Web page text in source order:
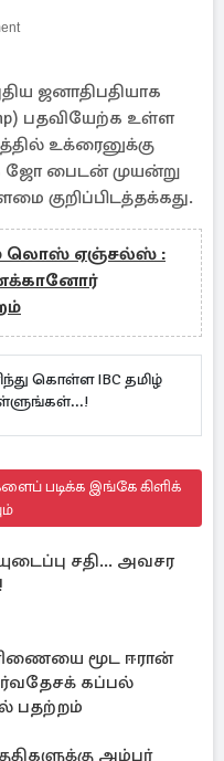
ஜனாதிபதியாக
பதவியேற்க உள்ள
உக்ரைனுக்கு
ஜோ பைடன் முயன்று
குறிப்பிடத்தக்கது.
லொஸ் ஏஞ்சல்ஸ் :
கொள்ள IBC தமிழ்
படிக்க இங்கே கிளிக்
சதி... அவசர
மூட ஈரான்
கப்பல்
பதற்றம்
அம்பர்